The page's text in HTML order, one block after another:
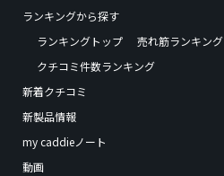
ランキングから探す
ランキングトップ
売れ筋ランキング
クチコミ件数ランキング
新着クチコミ
新製品情報
my caddieノート
動画